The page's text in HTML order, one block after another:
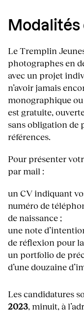
Le Tremplin
photographes en
avec un projet
n’avoir jamais
monographique
est gratuite,
sans obligation de
références.
Pour présenter
par mail :
un CV indiquant
numéro de
de naissance ;
une note
de réflexion pour
un portfolio de
d’une douzaine
Les candidatures
2023, minuit, à